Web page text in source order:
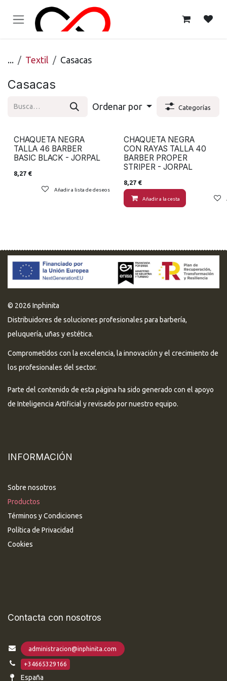
... Textil Casacas
Casacas
Ordenar por Categorías
CHAQUETA NEGRA
TALLA 46 BARBER
BASIC BLACK - JORPAL
8,27 €
Añadir a lista de deseos
CHAQUETA NEGRA
CON RAYAS TALLA 40
BARBER PROPER
STRIPER - JORPAL
8,27€
Añadir a la cesta
© 2026 Inphinita
Distribuidores de soluciones profesionales para barbería,
peluquería, uñas y estética.
Comprometidos con la excelencia, la innovación y el crecimiento de
los profesionales del sector.
Parte del contenido de esta página ha sido generado con el apoyo
de Inteligencia Artificial y revisado por nuestro equipo.
INFORMACIÓN
Sobre nosotros
Productos
Términos y Condiciones
Política de Privacidad
Cookies
Contacta con nosotros
administracion@inphinita.com
+34665329166
España